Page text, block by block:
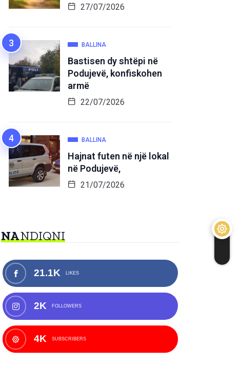
27/07/2026
BALLINA
Bastisen dy shtëpi në
Podujevë, konfiskohen
armë
22/07/2026
BALLINA
Hajnat futen në një lokal
në Podujevë,
21/07/2026
NANDIQNI
21.1K LIKES
2K FOLLOWERS
4K SUBSCRIBERS